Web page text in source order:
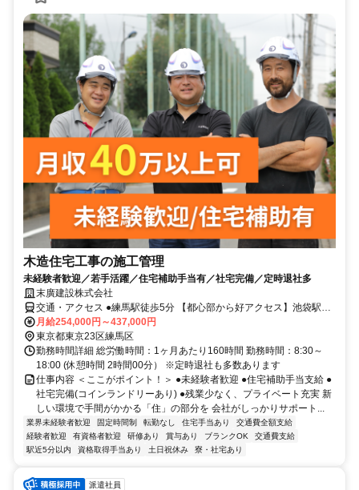
木造住宅工事の施工管理
未経験者歓迎／若手活躍／住宅補助手当有／社宅完備／定時退社多
末廣建設株式会社
交通・アクセス ●練馬駅徒歩5分 【都心部から好アクセス】池袋駅電
車10分、新宿駅電車16分
月給254,000円～437,000円
東京都東京23区練馬区
勤務時間詳細 総労働時間：1ヶ月あたり160時間 勤務時間：8:30～
18:00 (休憩時間 2時間00分） ※定時退社も多数あります
仕事内容 ＜ここがポイント！＞ ●未経験者歓迎 ●住宅補助手当支給 ●
社宅完備(コインランドリーあり) ●残業少なく、プライベート充実 新
しい環境で手間がかかる「住」の部分を 会社がしっかりサポート...
業界未経験者歓迎 固定時間制 転勤なし 住宅手当あり
交通費全額支給
経験者歓迎
有資格者歓迎 研修あり 賞与あり ブランクOK
交通費支給
駅近5分以内
資格取得手当あり 土日祝休み 寮・社宅あり
派遣社員